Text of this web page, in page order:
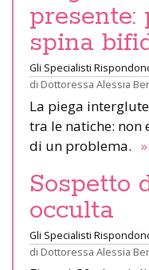
presente:
spina
Gli Specialisti
di Dottoressa Alessia
La piega
tra le natiche: non
di un problema. »
Sospetto
occulta
Gli Specialisti
di Dottoressa Alessia